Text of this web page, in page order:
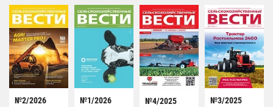
№2/2026 №1/2026 №4/2025 №3/2025